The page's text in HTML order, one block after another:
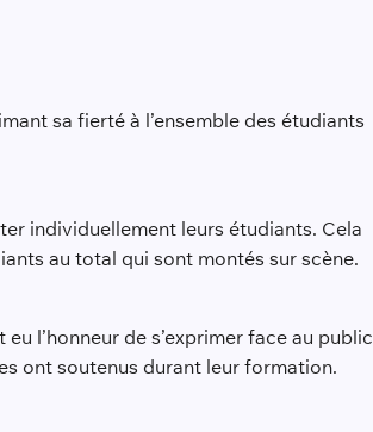
sa fierté à l’ensemble des étudiants
individuellement leurs étudiants. Cela
au total qui sont montés sur scène.
l’honneur de s’exprimer face au public
ont soutenus durant leur formation.